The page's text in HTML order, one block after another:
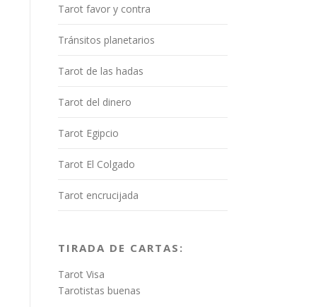
Tarot favor y contra
Tránsitos planetarios
Tarot de las hadas
Tarot del dinero
Tarot Egipcio
Tarot El Colgado
Tarot encrucijada
TIRADA DE CARTAS:
Tarot Visa
Tarotistas buenas